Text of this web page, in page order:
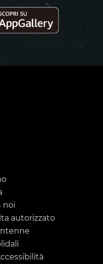
noi
autorizzato